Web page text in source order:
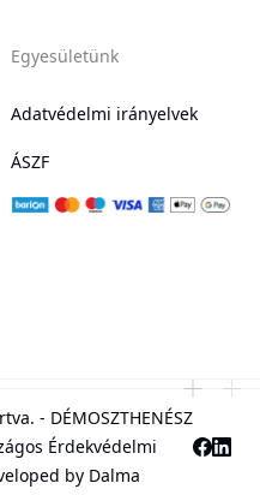
Egyesületünk
Adatvédelmi irányelvek
ÁSZF
- DÉMOSZTHENÉSZ
Érdekvédelmi
by Dalma